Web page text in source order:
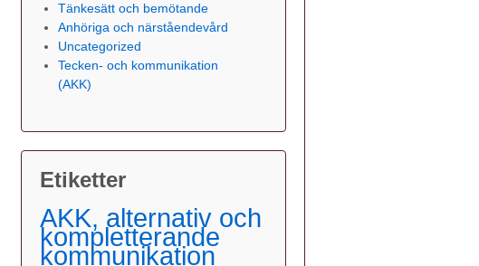
Tänkesätt och bemötande
Anhöriga och närståendevård
Uncategorized
Tecken- och kommunikation
(AKK)
Etiketter
AKK, alternativ och
kompletterande
kommunikation